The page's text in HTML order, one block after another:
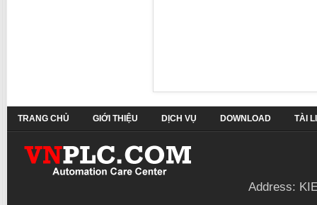
TRANG CHỦ GIỚI THIỆU DỊCH VỤ DOWNLOAD TÀI
Address: